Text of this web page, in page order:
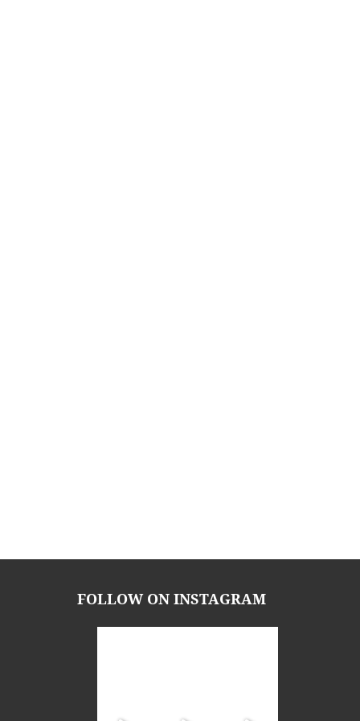
FOLLOW ON INSTAGRAM